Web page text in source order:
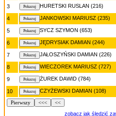
3
HURETSKI RUSLAN (216)
4
JANKOWSKI MARIUSZ (235)
5
SYCZ SZYMON (653)
6 JĘDRYSIAK DAMIAN (244)
7
JAŁOSZYŃSKI DAMIAN (226)
8
WIECZOREK MARIUSZ (727)
9 ŻUREK DAWID (784)
10
CZYŻEWSKI DAMIAN (108)
Pierwszy <<< <<
zobacz jak śledzić